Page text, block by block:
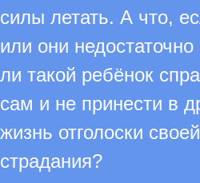
Защитим
силы летать. А что,
или они
ли такой ребёнок
сам и не принести в
жизнь отголоски
страдания?